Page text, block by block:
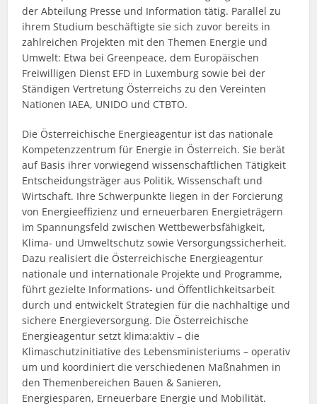
der Abteilung Presse und Information tätig. Parallel zu
ihrem Studium beschäftigte sie sich zuvor bereits in
zahlreichen Projekten mit den Themen Energie und
Umwelt: Etwa bei Greenpeace, dem Europäischen
Freiwilligen Dienst EFD in Luxemburg sowie bei der
Ständigen Vertretung Österreichs zu den Vereinten
Nationen IAEA, UNIDO und CTBTO.
Die Österreichische Energieagentur ist das nationale
Kompetenzzentrum für Energie in Österreich. Sie berät
auf Basis ihrer vorwiegend wissenschaftlichen Tätigkeit
Entscheidungsträger aus Politik, Wissenschaft und
Wirtschaft. Ihre Schwerpunkte liegen in der Forcierung
von Energieeffizienz und erneuerbaren Energieträgern
im Spannungsfeld zwischen Wettbewerbsfähigkeit,
Klima- und Umweltschutz sowie Versorgungssicherheit.
Dazu realisiert die Österreichische Energieagentur
nationale und internationale Projekte und Programme,
führt gezielte Informations- und Öffentlichkeits­arbeit
durch und entwickelt Strategien für die nachhaltige und
sichere Energieversorgung. Die Österreichische
Energieagentur setzt klima:aktiv – die
Klimaschutzinitiative des Lebensministeriums – operativ
um und koordiniert die verschiedenen Maßnahmen in
den Themenbereichen Bauen & Sanieren,
Energiesparen, Erneuerbare Energie und Mobilität.